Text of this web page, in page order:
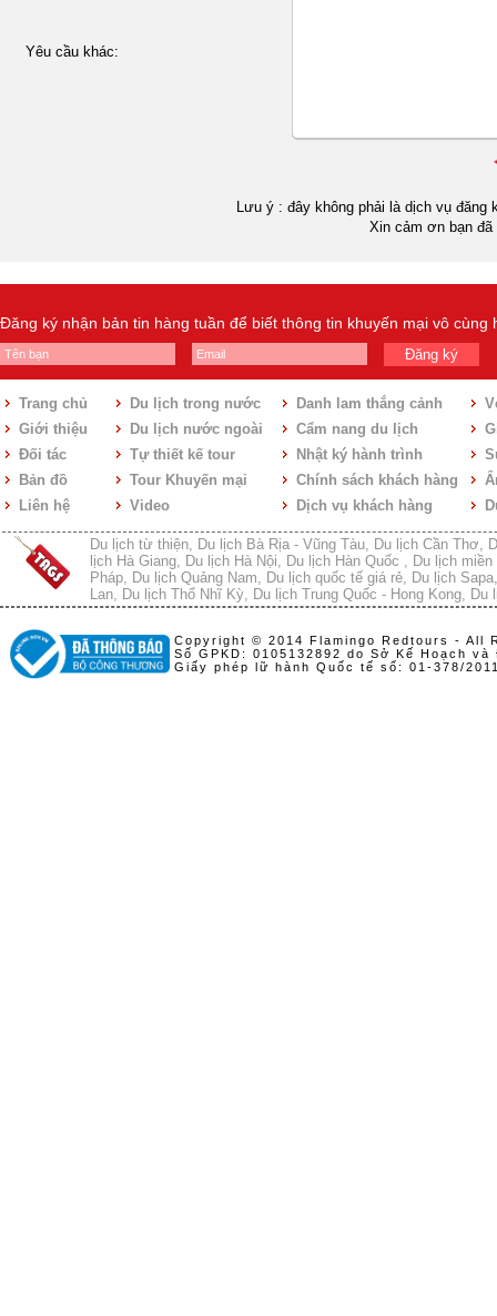
Yêu cầu khác:
Lưu ý : đây không phải là dịch vụ
Xin cảm ơn bạn đã
Đăng ký nhận bản tin hàng tuần để biết thông tin khuyến mại vô cùng
Đăng ký
Trang chủ
Giới thiệu
Đối tác
Bản đồ
Liên hệ
Du lịch trong nước
Du lịch nước ngoài
Tự thiết kế tour
Tour Khuyến mại
Video
Danh lam thắng cảnh
Cẩm nang du lịch
Nhật ký hành trình
Chính sách khách hàng
Dịch vụ khách hàng
Du lịch từ thiện, Du lịch Bà Rịa - Vũng Tàu, Du lịch Cần Thơ,
lịch Hà Giang, Du lịch Hà Nội, Du lịch Hàn Quốc , Du lịch miền
Pháp, Du lịch Quảng Nam, Du lịch quốc tế giá rẻ, Du lịch Sapa
Lan, Du lịch Thổ Nhĩ Kỳ, Du lịch Trung Quốc - Hong Kong, Du
Copyright © 2014 Flamingo Redtours - All
Số GPKD: 0105132892 do Sở Kế Hoạch
Giấy phép lữ hành Quốc tế số: 01-378/